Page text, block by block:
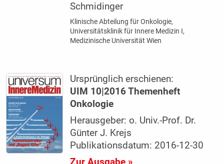
Schmidinger
Klinische Abteilung für Onkologie,
Universitätsklinik für Innere Medizin I,
Medizinische Universität Wien
Ursprünglich erschienen:
UIM 10|2016 Themenheft
Onkologie
Herausgeber: o. Univ.-Prof. Dr.
Günter J. Krejs
Publikationsdatum: 2016-12-30
Zur Ausgabe »